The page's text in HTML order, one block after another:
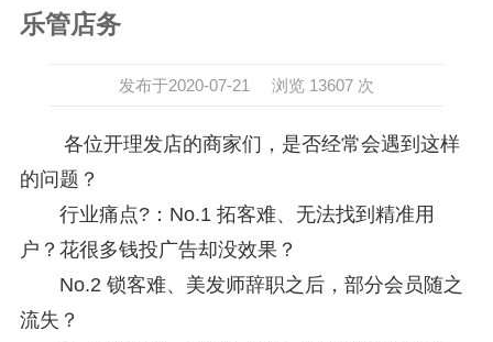
乐管店务
发布于2020-07-21 浏览 13607 次
各位开理发店的商家们，是否经常会遇到这样
的问题？
行业痛点?：No.1 拓客难、无法找到精准用
户？花很多钱投广告却没效果？
No.2 锁客难、美发师辞职之后，部分会员随之
流失？